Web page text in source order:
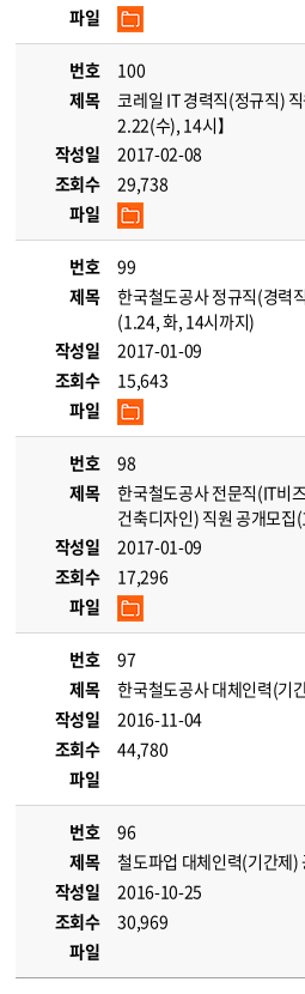
파일
번호
100
제목
코레일 IT 경력직(정규직)
2.22(수), 14시】
작성일
2017-02-08
조회수
29,738
파일
번호
99
제목
한국철도공사 정규직(경력
(1.24, 화, 14시까지)
작성일
2017-01-09
조회수
15,643
파일
번호
98
제목
한국철도공사 전문직(IT비
건축디자인) 직원 공개모
작성일
2017-01-09
조회수
17,296
파일
번호
97
제목
한국철도공사 대체인력(기
작성일
2016-11-04
조회수
44,780
파일
번호
96
제목
철도파업 대체인력(기간제)
작성일
2016-10-25
조회수
30,969
파일